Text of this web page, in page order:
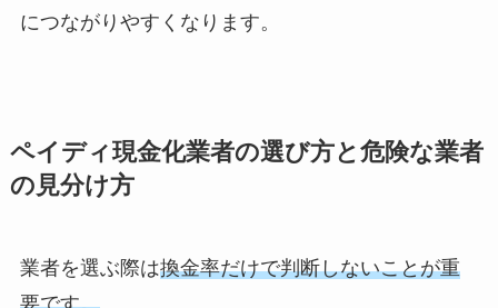
につながりやすくなります。
ペイディ現金化業者の選び方と危険な業者
の見分け方
業者を選ぶ際は換金率だけで判断しないことが重
要です。